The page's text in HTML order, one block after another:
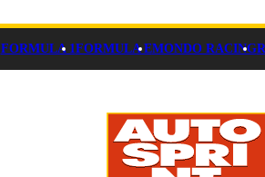
FORMULA 1FORMULA EMONDO RACING